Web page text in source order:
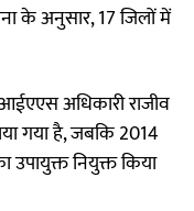
के अनुसार, 17 जिलों में
अधिकारी राजीव
गया है, जबकि 2014
नियुक्त किया